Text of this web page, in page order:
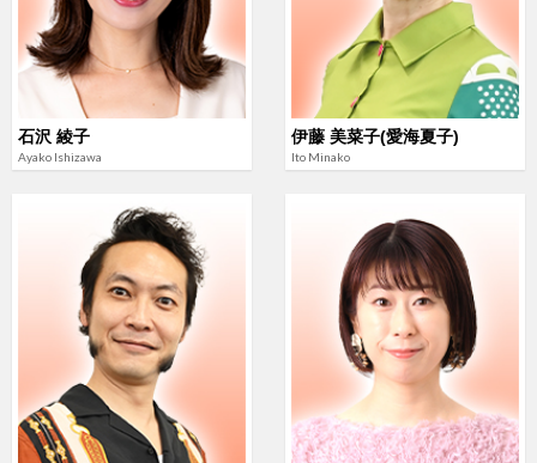
石沢 綾子
Ayako Ishizawa
伊藤 美菜子(愛海夏子)
Ito Minako